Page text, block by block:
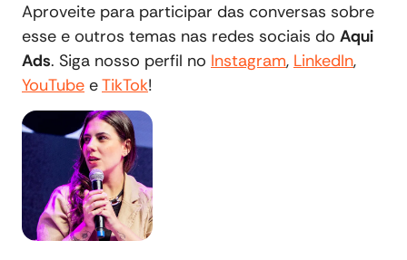
Aproveite para participar das conversas sobre
esse e outros temas nas redes sociais do Aqui
Ads. Siga nosso perfil no Instagram, LinkedIn,
YouTube eTikTok!